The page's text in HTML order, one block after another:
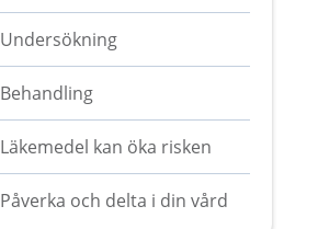
Undersökning
Behandling
Läkemedel kan öka risken
Påverka och delta i din vård